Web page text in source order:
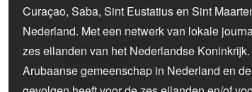
Curaçao, Saba, Sint Eustatius en Sint
Nederland. Met een netwerk van lokale
zes eilanden van het Nederlandse
Arubaanse gemeenschap in Nederland en